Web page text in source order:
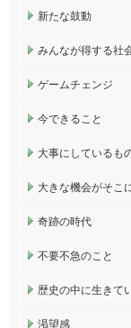
新たな鼓動
みんなが得する社
ゲームチェンジ
今できること
大事にしているも
大きな機会がそこ
奇跡の時代
不要不急のこと
歴史の中に生きて
渇望感